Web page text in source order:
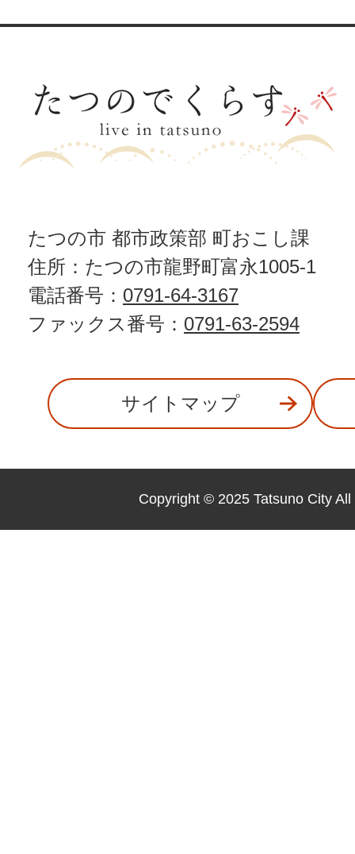
たつの市 都市政策部 町おこし課
住所：たつの市龍野町富永1005-1
電話番号： 0791-64-3167
ファックス番号： 0791-63-2594
サイトマップ
Copyright © 2025 Tatsuno City